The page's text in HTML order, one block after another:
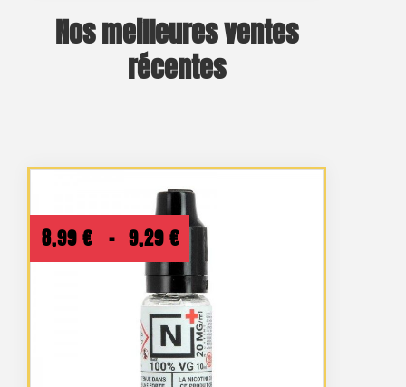
Nos meilleures ventes
récentes
8,99 € – 9,29 € Plage
de
prix :
8,99 €
à